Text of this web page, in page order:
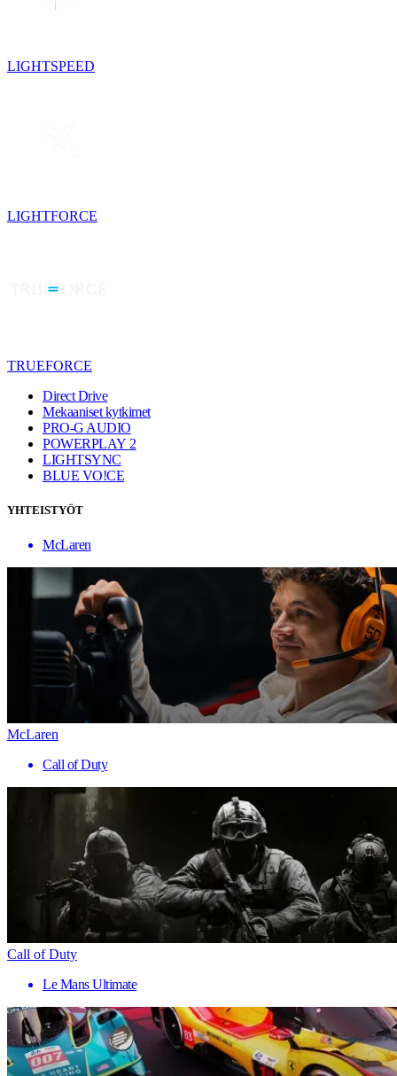
LIGHTSPEED
LIGHTFORCE
TRUEFORCE
Direct Drive
Mekaaniset kytkimet
PRO-G AUDIO
POWERPLAY 2
LIGHTSYNC
BLUE VO!CE
YHTEISTYÖT
McLaren
McLaren
Call of Duty
Call of Duty
Le Mans Ultimate